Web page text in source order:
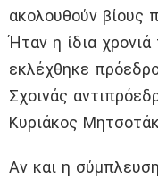
ακολουθούν βίους
Ήταν η ίδια
εκλέχθηκε
Σχοινάς
Κυριάκος
Αν και η